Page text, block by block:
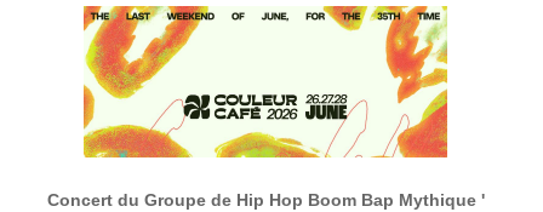
Concert du Groupe de Hip Hop Boom Bap Mythique '